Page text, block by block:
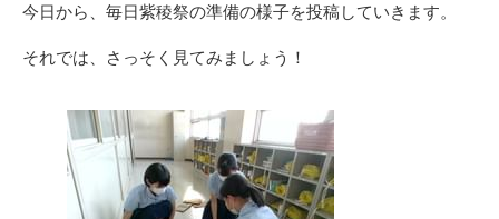
今日から、毎日紫稜祭の準備の様子を投稿していきます。
それでは、さっそく見てみましょう！